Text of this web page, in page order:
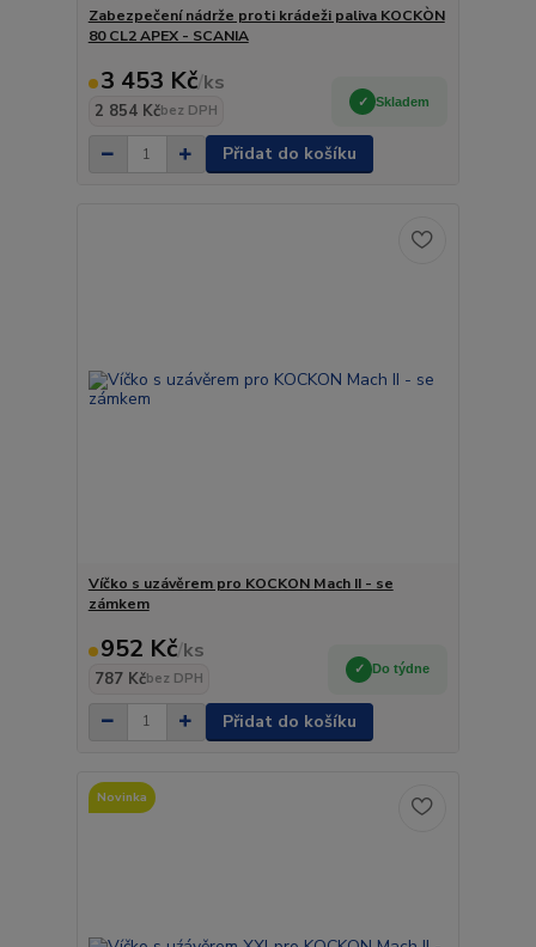
Zabezpečení nádrže proti krádeži paliva KOCKÒN
80 CL2 APEX - SCANIA
3 453 Kč/ks
2 854 Kčbez DPH
Skladem
Přidat do košíku
Víčko s uzávěrem pro KOCKON Mach II - se
zámkem
952 Kč/ks
787 Kčbez DPH
Do týdne
Přidat do košíku
Novinka